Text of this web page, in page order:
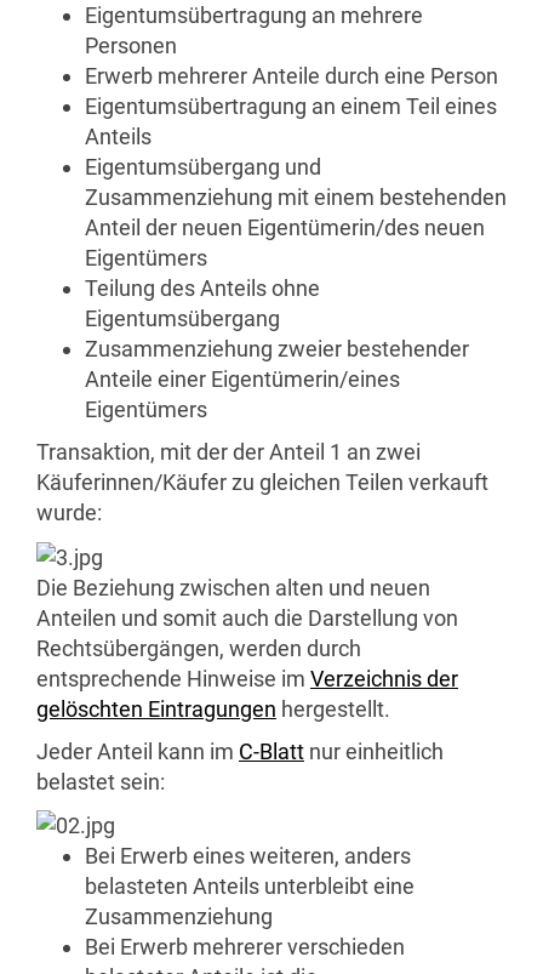
Eigentumsübertragung an mehrere
Personen
Erwerb mehrerer Anteile durch eine Person
Eigentumsübertragung an einem Teil eines
Anteils
Eigentumsübergang und
Zusammenziehung mit einem bestehenden
Anteil der neuen Eigentümerin/des neuen
Eigentümers
Teilung des Anteils ohne
Eigentumsübergang
Zusammenziehung zweier bestehender
Anteile einer Eigentümerin/eines
Eigentümers
Transaktion, mit der der Anteil 1 an zwei
Käuferinnen/Käufer zu gleichen Teilen verkauft
wurde:
Die Beziehung zwischen alten und neuen
Anteilen und somit auch die Darstellung von
Rechtsübergängen, werden durch
entsprechende Hinweise im Verzeichnis der
gelöschten Eintragungen hergestellt.
Jeder Anteil kann im C-Blatt nur einheitlich
belastet sein:
Bei Erwerb eines weiteren, anders
belasteten Anteils unterbleibt eine
Zusammenziehung
Bei Erwerb mehrerer verschieden